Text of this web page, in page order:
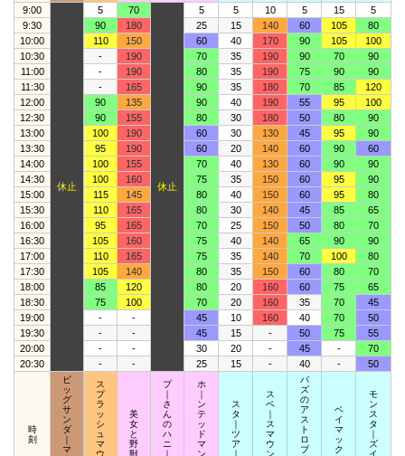
9:00
休止
5 70
休止
5 5 10 5 15
5
9:30
90 180 25 15 140 60 105
80
10:00
110 150 60 40 170 90 105
100
10:30
- 190 70 35 190 90 70
90
11:00
- 190 80 35 190 75 90
90
11:30
- 165 90 35 180 70 85
120
12:00
90 135 90 40 190 55 95
100
12:30
90 155 80 30 180 50 80
90
13:00
100 190 60 30 130 45 95
90
13:30
95 190 60 20 140 60 90
60
14:00
100 155 70 40 130 60 90
90
14:30
100 160 75 35 150 60 95
90
15:00
115 145 80 40 150 60 95
80
15:30
110 165 80 30 140 45 85
65
16:00
95 165 70 25 150 50 80
70
16:30
105 160 75 40 140 65 90
90
17:00
110 165 75 35 140 70 100
80
17:30
105 140 80 35 150 60 80
70
18:00
85 120 80 20 160 60 75
65
18:30
75 100 70 20 160 35 70
45
19:00
- - 45 10 160 40 70
50
19:30
- - 45 15 - 50 75
55
20:00
- - 30 20 - 45 -
70
20:30
- - 25 15 - 40 - 50
時
刻
ビ
ッ
グ
サ
ン
ダ
｜
マ
ス
プ
ラ
ッ
シ
ュ
マ
ウ
美
女
と
野
獣
プ
｜
さ
ん
の
ハ
ニ
｜
ホ
｜
ン
テ
ッ
ド
マ
ン
ス
タ
｜
ツ
ア
｜
ス
ペ
｜
ス
マ
ウ
ン
バ
ズ
の
ア
ス
ト
ロ
ブ
ベ
イ
マ
ッ
ク
モ
ン
ス
タ
｜
ズ
イ